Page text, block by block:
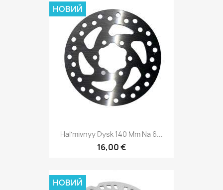
Halʹmivnyy Dysk 140 Mm Na 6...
16,00 €
НОВИЙ
НОВИЙ